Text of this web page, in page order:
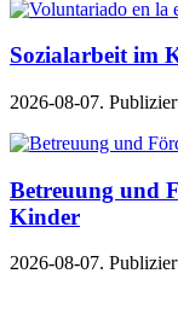
Sozialarbeit im
2026-08-07.
Betreuung und
Kinder
2026-08-07.